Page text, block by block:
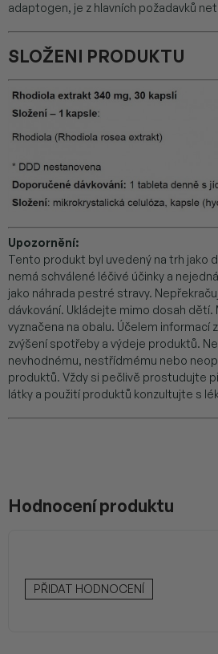
adaptogen, je z hlavních požadavků
SLOŽENI PRODUKTU
Upozornění:
Tento produkt byl uvedený na trh jako
nemá schválené léčivé účinky a
jako náhrada pestré stravy.
dávkování. Ukládejte mimo dosah dětí.
vyznačena na obalu. Účelem informací
zvýšení spotřeby a výdeje produktů.
nevhodnému, nestřídmému nebo
produktů. Vždy si pečlivě prostudujte
látky a použití produktů konzultujte s
Hodnocení produktu
PŘIDAT HODNOCENÍ